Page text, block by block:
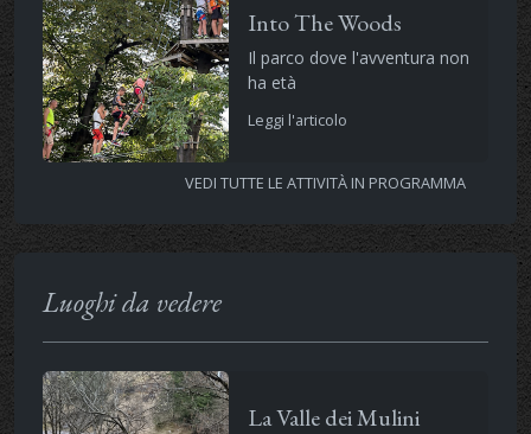
Into The Woods
Il parco dove l'avventura non
ha età
Leggi l'articolo
VEDI TUTTE LE ATTIVITÀ IN PROGRAMMA
Luoghi da vedere
La Valle dei Mulini